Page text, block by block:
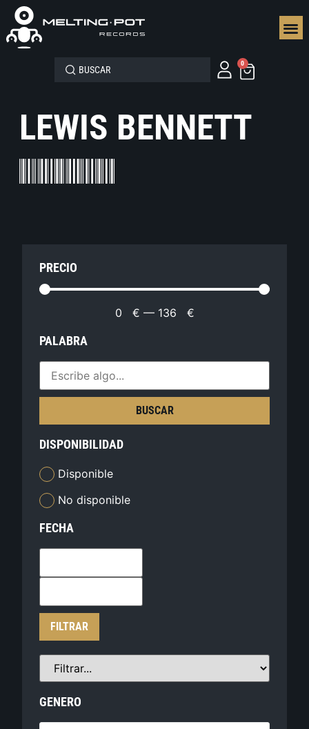
0
LEWIS BENNETT
PRECIO
0 € — 136 €
PALABRA
BUSCAR
DISPONIBILIDAD
Disponible
No disponible
FECHA
FILTRAR
GENERO